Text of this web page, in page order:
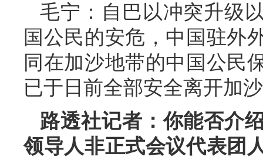
毛宁：自巴以冲突升级
国公民的安危，中国驻外
同在加沙地带的中国公民
已于日前全部安全离开加
路透社记者：你能否介
领导人非正式会议代表团